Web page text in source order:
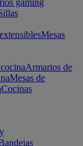
gaming
Mesas
Armarios de
Mesas de
Cocinas